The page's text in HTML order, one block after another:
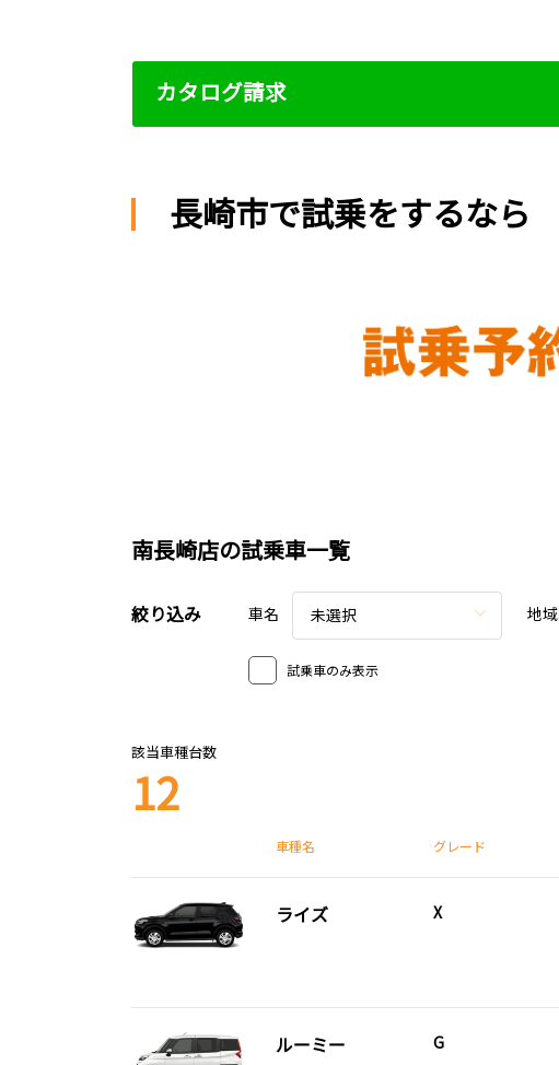
カタログ請求
長崎市で試乗をするなら
南長崎店の試乗車一覧
絞り込み 車名 未選択 地域
試乗車のみ表示
該当車種台数
12
車種名 グレード
ライズ X
ルーミー G